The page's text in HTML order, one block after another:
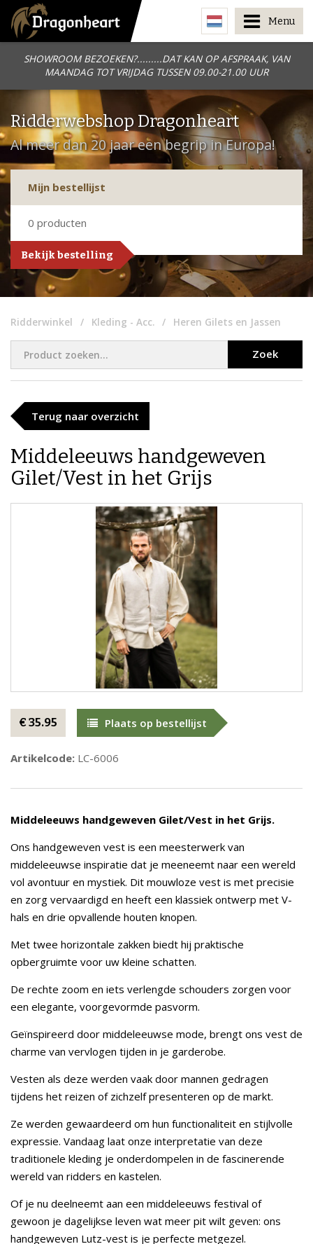
SHOWROOM BEZOEKEN?.........DAT KAN OP AFSPRAAK, VAN
MAANDAG TOT VRIJDAG TUSSEN 09.00-21.00 UUR
Menu
Ridderwebshop Dragonheart
Al meer dan 20 jaar een begrip in Europa!
Mijn bestellijst
0 producten
Bekijk bestelling
Ridderwinkel Kleding - Acc. Heren Gilets en Jassen
Zoek
Terug naar overzicht
Middeleeuws handgeweven
Gilet/Vest in het Grijs
€ 35.95 Plaats op bestellijst
Artikelcode: LC-6006
Middeleeuws handgeweven Gilet/Vest in het Grijs.
Ons handgeweven vest is een meesterwerk van
middeleeuwse inspiratie dat je meeneemt naar een wereld
vol avontuur en mystiek. Dit mouwloze vest is met precisie
en zorg vervaardigd en heeft een klassiek ontwerp met V-
hals en drie opvallende houten knopen.
Met twee horizontale zakken biedt hij praktische
opbergruimte voor uw kleine schatten.
De rechte zoom en iets verlengde schouders zorgen voor
een elegante, voorgevormde pasvorm.
Geïnspireerd door middeleeuwse mode, brengt ons vest de
charme van vervlogen tijden in je garderobe.
Vesten als deze werden vaak door mannen gedragen
tijdens het reizen of zichzelf presenteren op de markt.
Ze werden gewaardeerd om hun functionaliteit en stijlvolle
expressie. Vandaag laat onze interpretatie van deze
traditionele kleding je onderdompelen in de fascinerende
wereld van ridders en kastelen.
Of je nu deelneemt aan een middeleeuws festival of
gewoon je dagelijkse leven wat meer pit wilt geven: ons
handgeweven Lutz-vest is je perfecte metgezel.